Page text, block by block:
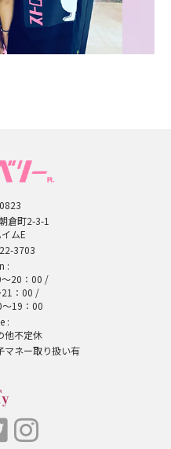
倉町2-3-1
ムE
3703
:
20：00 /
：00 /
19：00
:
他不定休
マネー取り扱い有